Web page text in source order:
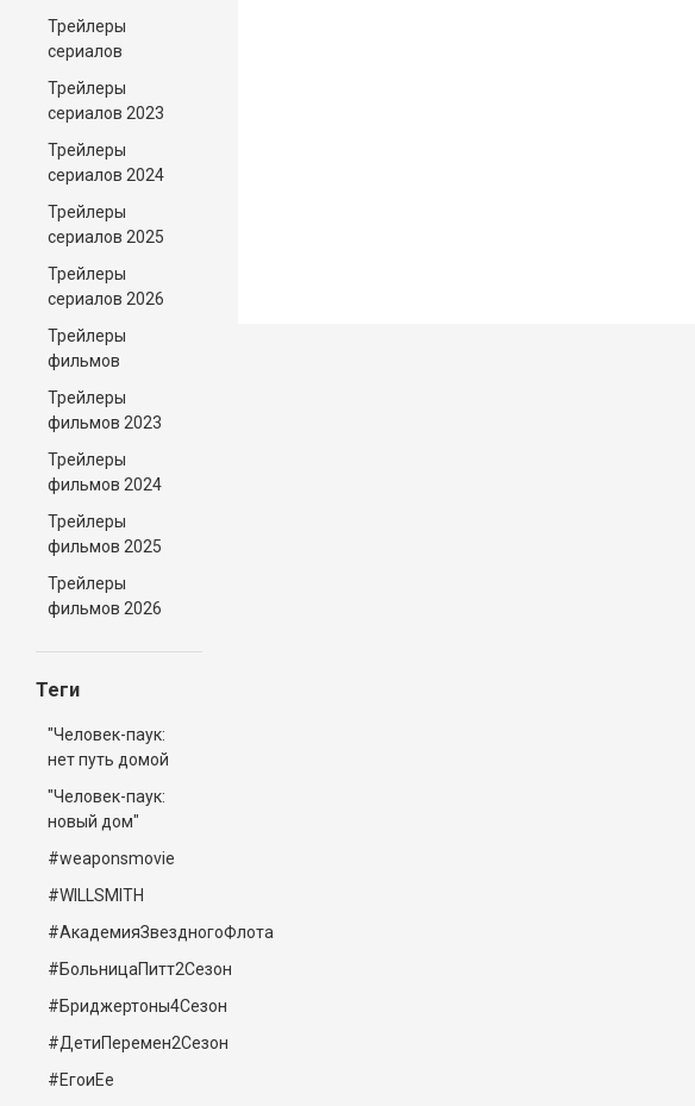
Трейлеры
сериалов
Трейлеры
сериалов 2023
Трейлеры
сериалов 2024
Трейлеры
сериалов 2025
Трейлеры
сериалов 2026
Трейлеры
фильмов
Трейлеры
фильмов 2023
Трейлеры
фильмов 2024
Трейлеры
фильмов 2025
Трейлеры
фильмов 2026
Теги
"Человек-паук:
нет путь домой
"Человек-паук:
новый дом"
#weaponsmovie
#WILLSMITH
#АкадемияЗвездногоФлота
#БольницаПитт2Сезон
#Бриджертоны4Сезон
#ДетиПеремен2Сезон
#ЕгоиЕе